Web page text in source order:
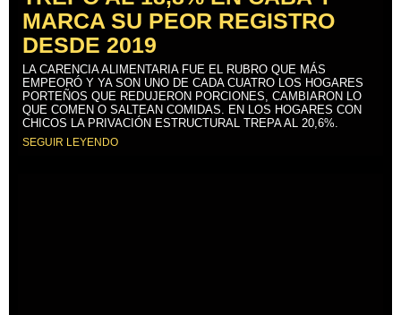
MARCA SU PEOR REGISTRO
DESDE 2019
LA CARENCIA ALIMENTARIA FUE EL RUBRO QUE MÁS
EMPEORÓ Y YA SON UNO DE CADA CUATRO LOS HOGARES
PORTEÑOS QUE REDUJERON PORCIONES, CAMBIARON LO
QUE COMEN O SALTEAN COMIDAS. EN LOS HOGARES CON
CHICOS LA PRIVACIÓN ESTRUCTURAL TREPA AL 20,6%.
SEGUIR LEYENDO